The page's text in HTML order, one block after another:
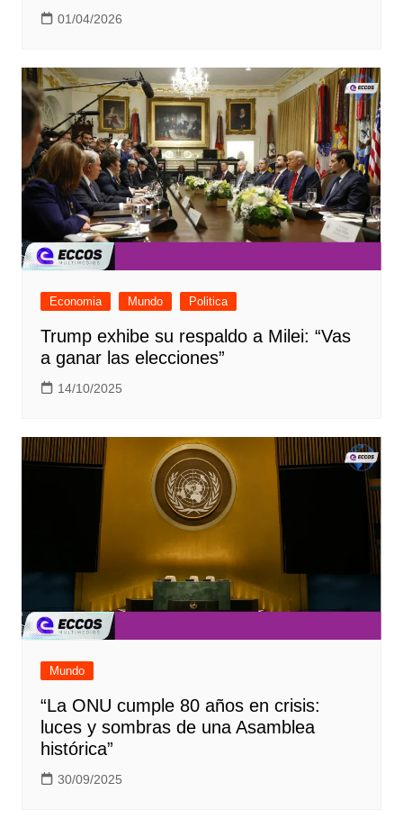
01/04/2026
Economia Mundo Politica
Trump exhibe su respaldo a Milei: “Vas
a ganar las elecciones”
14/10/2025
Mundo
“La ONU cumple 80 años en crisis:
luces y sombras de una Asamblea
histórica”
30/09/2025